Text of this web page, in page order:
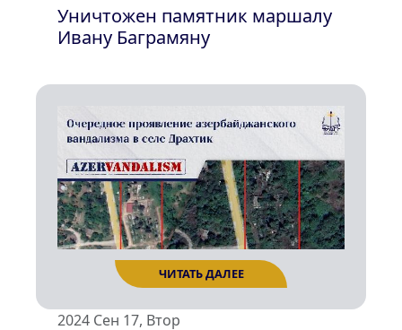
ЧИТАТЬ ДАЛЕЕ
Уничтожен памятник маршалу
Ивану Баграмяну
2024 Сен 17, Втор